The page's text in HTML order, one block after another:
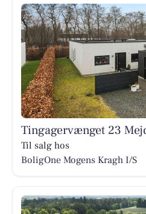
Tingagervænget 23
Til salg hos
BoligOne Mogens Kragh I/S